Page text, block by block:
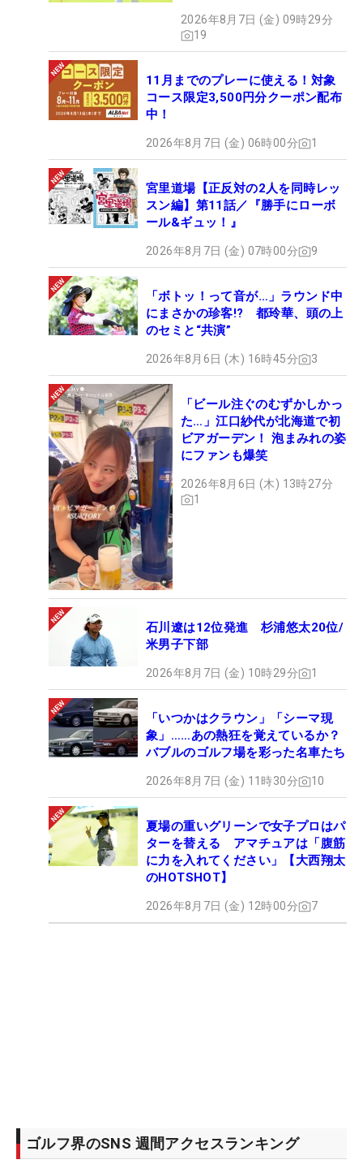
2026年8月7日 (金) 09時29分
19
11月までのプレーに使える！対象
コース限定3,500円分クーポン配布
中！
2026年8月7日 (金) 06時00分 1
宮里道場【正反対の2人を同時レッ
スン編】第11話／『勝手にローボ
ール&ギュッ！』
2026年8月7日 (金) 07時00分 9
「ボトッ！って音が…」ラウンド中
にまさかの珍客!? 都玲華、頭の上
のセミと“共演”
2026年8月6日 (木) 16時45分 3
「ビール注ぐのむずかしかっ
た…」江口紗代が北海道で初
ビアガーデン！ 泡まみれの姿
にファンも爆笑
2026年8月6日 (木) 13時27分
1
石川遼は12位発進 杉浦悠太20位/
米男子下部
2026年8月7日 (金) 10時29分 1
「いつかはクラウン」「シーマ現
象」……あの熱狂を覚えているか？
バブルのゴルフ場を彩った名車たち
2026年8月7日 (金) 11時30分 10
夏場の重いグリーンで女子プロはパ
ターを替える アマチュアは「腹筋
に力を入れてください」【大西翔太
のHOTSHOT】
2026年8月7日 (金) 12時00分 7
ゴルフ界のSNS 週間アクセスランキング